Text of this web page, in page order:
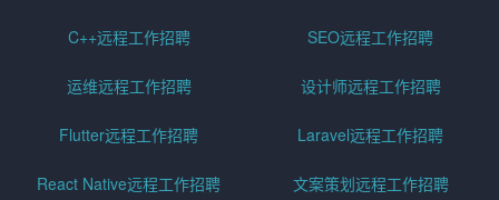
C++远程工作招聘 SEO远程工作招聘
运维远程工作招聘 设计师远程工作招聘
Flutter远程工作招聘 Laravel远程工作招聘
React Native远程工作招聘 文案策划远程工作招聘